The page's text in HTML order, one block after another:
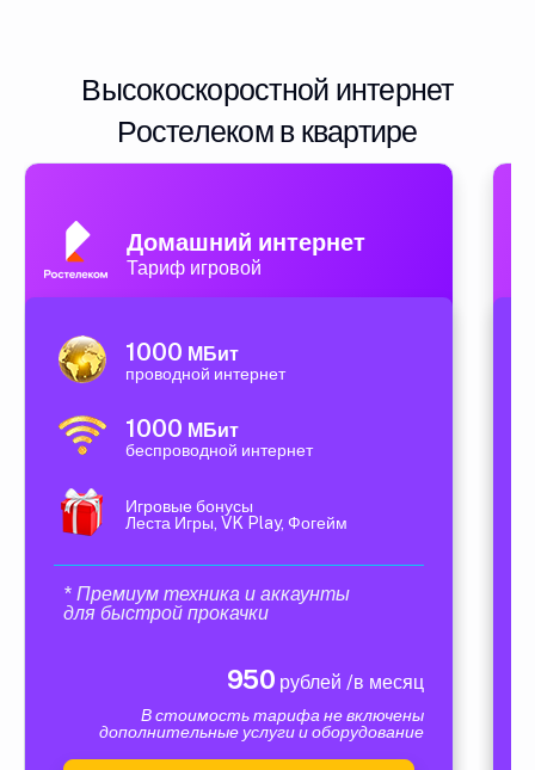
Высокоскоростной интернет
Ростелеком в квартире
Домашний интернет
Тариф игровой
1000 МБит
проводной интернет
1000 МБит
беспроводной интернет
Игровые бонусы
Леста Игры, VK Play, Фогейм
* Премиум техника и аккаунты
для быстрой прокачки
950 рублей /в месяц
В стоимость тарифа не включены
дополнительные услуги и оборудование